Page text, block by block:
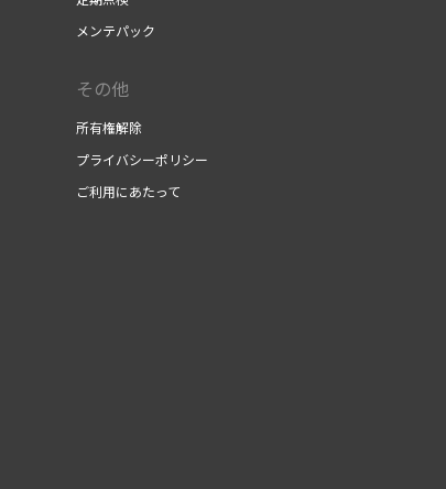
メンテパック
その他
所有権解除
プライバシーポリシー
ご利用にあたって